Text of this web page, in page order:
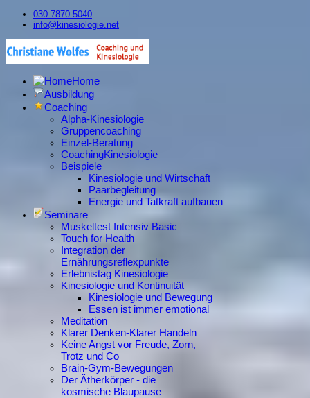
030 7870 5040
info@kinesiologie.net
Home
Ausbildung
Coaching
Alpha-Kinesiologie
Gruppencoaching
Einzel-Beratung
CoachingKinesiologie
Beispiele
Kinesiologie und Wirtschaft
Paarbegleitung
Energie und Tatkraft aufbauen
Seminare
Muskeltest Intensiv Basic
Touch for Health
Integration der
Ernährungsreflexpunkte
Erlebnistag Kinesiologie
Kinesiologie und Kontinuität
Kinesiologie und Bewegung
Essen ist immer emotional
Meditation
Klarer Denken-Klarer Handeln
Keine Angst vor Freude, Zorn,
Trotz und Co
Brain-Gym-Bewegungen
Der Ätherkörper - die
kosmische Blaupause